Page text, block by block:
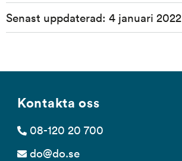
Sidinformation
Senast uppdaterad: 4 januari 2022
Kontakta oss
08-120 20 700
do@do.se